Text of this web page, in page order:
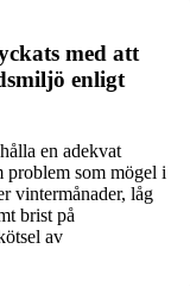
med att
enligt
en adekvat
problem som mögel i
vintermånader, låg
brist på
av